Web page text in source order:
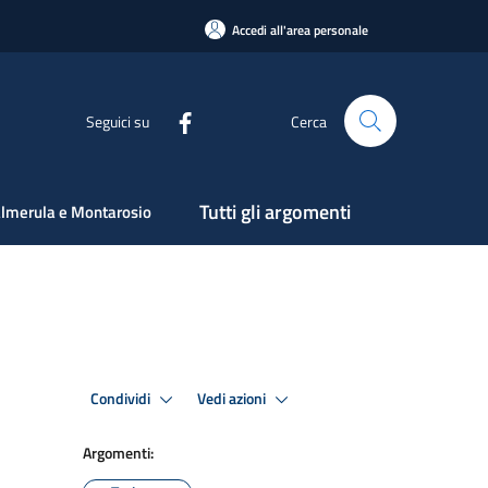
Accedi all'area personale
Seguici su Cerca
e Montarosio Tutti gli argomenti
Condividi Vedi azioni
Argomenti: